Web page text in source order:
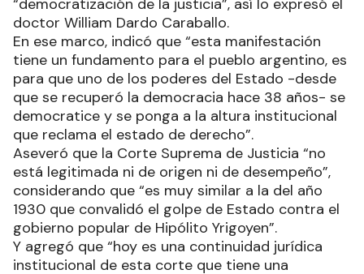
doctor William Dardo Caraballo.
En ese marco, indicó que “esta manifestación
tiene un fundamento para el pueblo argentino, es
para que uno de los poderes del Estado -desde
que se recuperó la democracia hace 38 años- se
democratice y se ponga a la altura institucional
que reclama el estado de derecho”.
Aseveró que la Corte Suprema de Justicia “no
está legitimada ni de origen ni de desempeño”,
considerando que “es muy similar a la del año
1930 que convalidó el golpe de Estado contra el
gobierno popular de Hipólito Yrigoyen”.
Y agregó que “hoy es una continuidad jurídica
institucional de esta corte que tiene una